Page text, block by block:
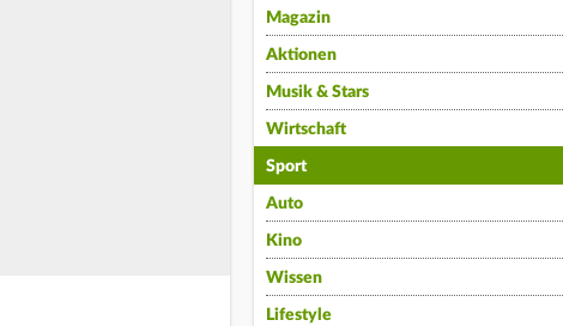
Magazin
Aktionen
Musik & Stars
Wirtschaft
Sport
Auto
Kino
Wissen
Lifestyle